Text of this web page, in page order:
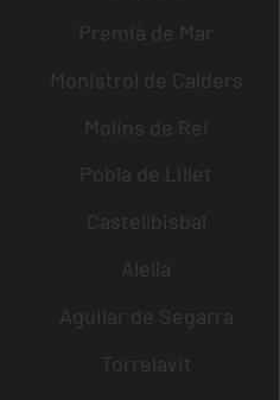
Premià de Mar
Monistrol de Calders
Molins de Rei
Pobla de Lillet
Castellbisbal
Alella
Aguilar de Segarra
Torrelavit